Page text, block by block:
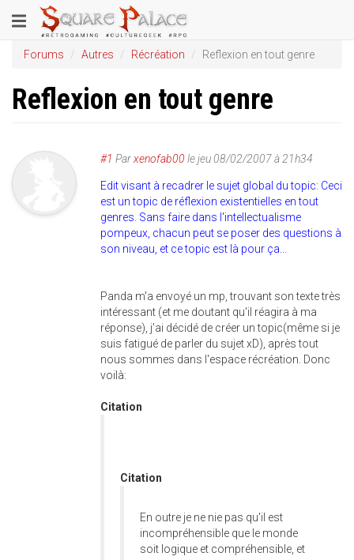
au
contenu
principal
Toggle
navigation
Forums Autres Récréation Reflexion en tout genre
Reflexion en tout genre
#1 Parxenofab00 lejeu 08/02/2007 à 21h34
Edit visant à recadrer le sujet global du topic: Ceci
est un topic de réflexion existentielles en tout
genres. Sans faire dans l'intellectualisme
pompeux, chacun peut se poser des questions à
son niveau, et ce topic est là pour ça...
Panda m'a envoyé un mp, trouvant son texte très
intéressant (et me doutant qu'il réagira à ma
réponse), j'ai décidé de créer un topic(même si je
suis fatigué de parler du sujet xD), après tout
nous sommes dans l'espace récréation. Donc
voilà:
Citation
Citation
En outre je ne nie pas qu'il est
incompréhensible que le monde
soit logique et compréhensible, et